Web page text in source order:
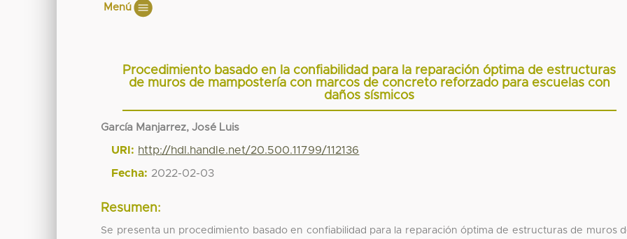
Menú
Procedimiento basado en la confiabilidad para la reparación óptima de estructuras
de muros de mampostería con marcos de concreto reforzado para escuelas con
daños sísmicos
García Manjarrez, José Luis
URI: http://hdl.handle.net/20.500.11799/112136
Fecha: 2022-02-03
Resumen:
Se presenta un procedimiento basado en confiabilidad para la reparación óptima de estructuras de muros